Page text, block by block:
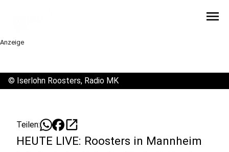
menu
Anzeige
© Iserlohn Roosters, Radio MK
Teilen: open_in_new
HEUTE LIVE: Roosters in Mannheim